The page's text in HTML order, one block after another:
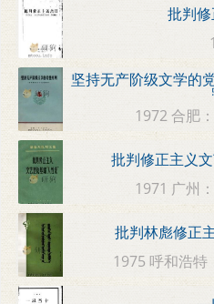
批判
坚持无产阶级文学的
1972 合肥
批判修正主义
1971 广州
批判林彪修正
1975 呼和浩特